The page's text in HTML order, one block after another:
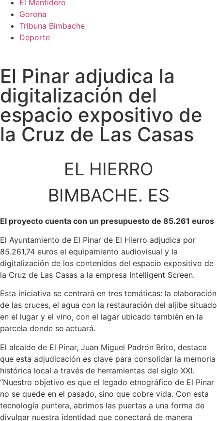
El Mentidero
Gorona
Tribuna Bimbache
Deporte
El Pinar adjudica la
digitalización del
espacio expositivo de
la Cruz de Las Casas
EL HIERRO
BIMBACHE. ES
El proyecto cuenta con un presupuesto de 85.261 euros
El Ayuntamiento de El Pinar de El Hierro adjudica por
85.261,74 euros el equipamiento audiovisual y la
digitalización de los contenidos del espacio expositivo de
la Cruz de Las Casas a la empresa Intelligent Screen.
Esta iniciativa se centrará en tres temáticas: la elaboración
de las cruces, el agua con la restauración del aljibe situado
en el lugar y el vino, con el lagar ubicado también en la
parcela donde se actuará.
El alcalde de El Pinar, Juan Miguel Padrón Brito, destaca
que esta adjudicación es clave para consolidar la memoria
histórica local a través de herramientas del siglo XXI.
“Nuestro objetivo es que el legado etnográfico de El Pinar
no se quede en el pasado, sino que cobre vida. Con esta
tecnología puntera, abrimos las puertas a una forma de
divulgar nuestra identidad que conectará de manera